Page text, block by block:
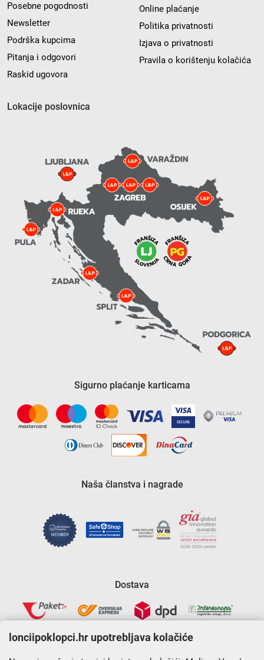
Posebne pogodnosti
Newsletter
Podrška kupcima
Pitanja i odgovori
Raskid ugovora
Online plaćanje
Politika privatnosti
Izjava o privatnosti
Pravila o korištenju kolačića
Lokacije poslovnica
Sigurno plaćanje karticama
Naša članstva i nagrade
Dostava
lonciipoklopci.hr upotrebljava kolačiće